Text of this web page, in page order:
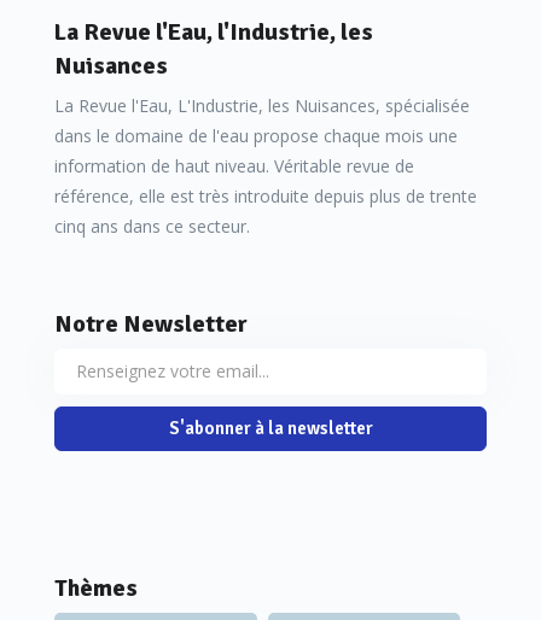
La Revue l'Eau, l'Industrie, les
Nuisances
La Revue l'Eau, L'Industrie, les Nuisances, spécialisée
dans le domaine de l'eau propose chaque mois une
information de haut niveau. Véritable revue de
référence, elle est très introduite depuis plus de trente
cinq ans dans ce secteur.
Notre Newsletter
S'abonner à la newsletter
Thèmes